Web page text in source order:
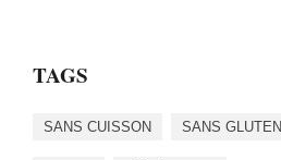
TAGS
SANS CUISSON SANS GLUTEN